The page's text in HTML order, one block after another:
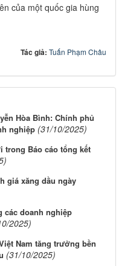
của một quốc gia hùng
Tác giả: Tuấn Phạm Châu
Hòa Bình: Chính phủ
nghiệp (31/10/2025)
Báo cáo tổng kết
giá xăng dầu ngày
doanh nghiệp
2025)
Nam tăng trưởng bền
(31/10/2025)